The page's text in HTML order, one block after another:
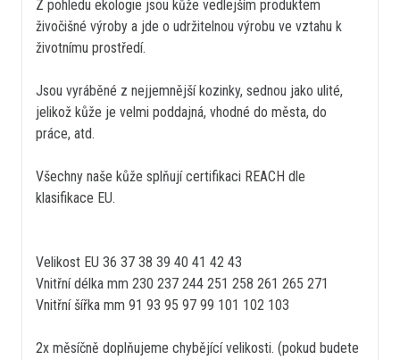
Z pohledu ekologie jsou kůže vedlejším produktem
živočišné výroby a jde o udržitelnou výrobu ve vztahu k
životnímu prostředí.
Jsou vyráběné z nejjemnější kozinky, sednou jako ulité,
jelikož kůže je velmi poddajná, vhodné do města, do
práce, atd.
Všechny naše kůže splňují certifikaci REACH dle
klasifikace EU.
Velikost EU 36 37 38 39 40 41 42 43
Vnitřní délka mm 230 237 244 251 258 261 265 271
Vnitřní šířka mm 91 93 95 97 99 101 102 103
2x měsíčně doplňujeme chybějící velikosti. (pokud budete